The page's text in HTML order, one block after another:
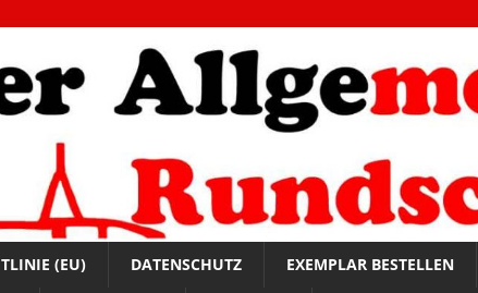
(EU) DATENSCHUTZ EXEMPLAR BESTELLEN